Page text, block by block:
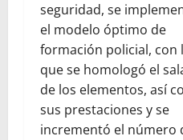
seguridad, se
el modelo óptimo de
formación policial, con
que se homologó el
de los elementos, así
sus prestaciones y se
incrementó el número